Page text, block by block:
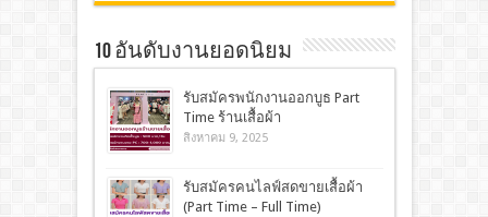
10 อันดับงานยอดนิยม
รับสมัครพนักงานออกบูธ Part
Time ร้านเสื้อผ้า
สิงหาคม 9, 2025
รับสมัครคนไลฟ์สดขายเสื้อผ้า
(Part Time – Full Time)